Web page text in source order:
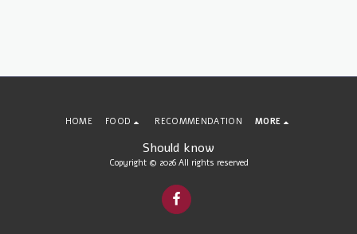
Should know
Copyright © 2026 All rights reserved
HOME FOOD RECOMMENDATION MORE